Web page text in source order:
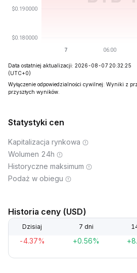
Data ostatniej aktualizacji: 2026-08-07 20:32:25
(UTC+0)
Wyłączenie odpowiedzialności cywilnej: Wyniki z
przyszłych wyników.
Statystyki cen
Kapitalizacja rynkowa
Wolumen 24h
Historyczne maksimum
Podaż w obiegu
Historia ceny (USD)
Dzisiaj 7 dni
-4.37% +0.56%